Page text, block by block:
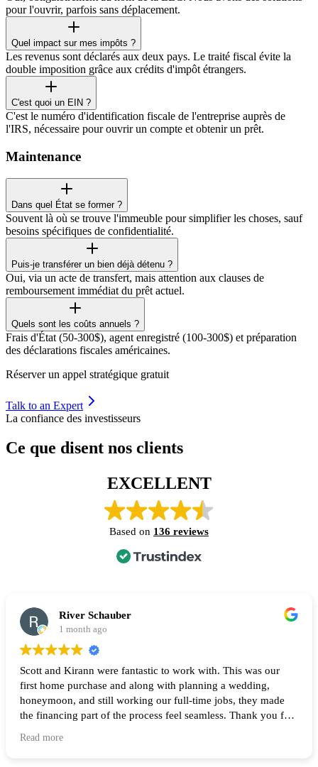
pour l'ouvrir, parfois sans déplacement.
Quel impact sur mes impôts ?
Les revenus sont déclarés aux deux pays. Le traité fiscal évite la
double imposition grâce aux crédits d'impôt étrangers.
C'est quoi un EIN ?
C'est le numéro d'identification fiscale de l'entreprise auprès de
l'IRS, nécessaire pour ouvrir un compte et obtenir un prêt.
Maintenance
Dans quel État se former ?
Souvent là où se trouve l'immeuble pour simplifier les choses, sauf
besoins spécifiques de confidentialité.
Puis-je transférer un bien déjà détenu ?
Oui, via un acte de transfert, mais attention aux clauses de
remboursement immédiat du prêt actuel.
Quels sont les coûts annuels ?
Frais d'État (50-300$), agent enregistré (100-300$) et préparation
des déclarations fiscales américaines.
Réserver un appel stratégique gratuit
Talk to an Expert
La confiance des investisseurs
Ce que disent nos clients
EXCELLENT
Based on 136 reviews
River Schauber
1 month ago
Scott and Kirann were fantastic to work with. This was our
first home purchase and along with planning a wedding,
honeymoon, and still working our full-time jobs, they made
the financing part of the process feel seamless. Thank you for
Read more